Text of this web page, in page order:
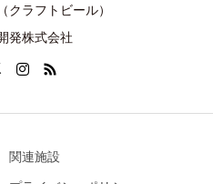
クラフトビール）
発株式会社
関連施設